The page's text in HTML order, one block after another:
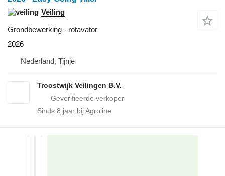
Veiling
Grondbewerking - rotavator
2026
Nederland, Tijnje
Troostwijk Veilingen B.V.
Sinds 8 jaar bij Agroline